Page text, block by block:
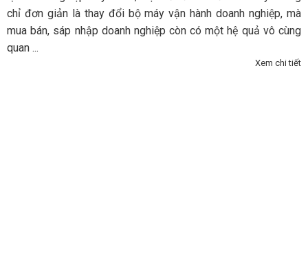
chỉ đơn giản là thay đổi bộ máy vận hành doanh nghiệp, mà
mua bán, sáp nhập doanh nghiệp còn có một hệ quả vô cùng
quan ...
Xem chi tiết